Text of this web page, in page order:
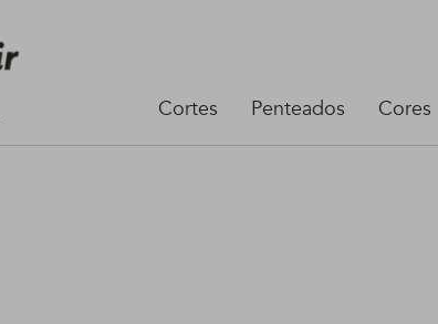
Cortes Penteados Cores